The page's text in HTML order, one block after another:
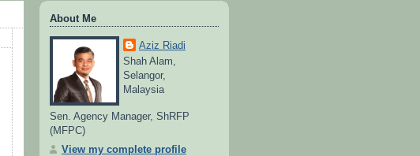
About Me
Aziz Riadi
Shah Alam,
Selangor,
Malaysia
Sen. Agency Manager, ShRFP
(MFPC)
View my complete profile